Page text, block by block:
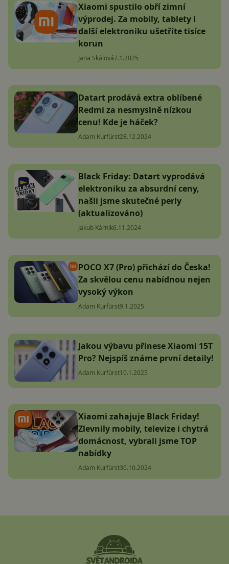
Xiaomi spustilo obří zimní
výprodej. Za mobily, tablety i
další elektroniku ušetříte tisíce
korun
Jana Skálová7.1.2025
Datart prodává extra oblíbené
Redmi za nesmyslně nízkou
cenu! Kde je háček?
Adam Kurfürst28.12.2024
Black Friday: Datart vyprodává
elektroniku za absurdní ceny,
našli jsme skutečné perly
(aktualizováno)
Jakub Kárník6.11.2024
POCO X7 (Pro) přichází do Česka!
Za skvělou cenu nabídnou nejen
vysoký výkon
Adam Kurfürst9.1.2025
Jakou výbavu přinese Xiaomi 15T
Pro? Nejspíš známe první detaily!
Adam Kurfürst10.1.2025
Xiaomi zahajuje Black Friday!
Zlevnily mobily, televize i chytrá
domácnost, vybrali jsme TOP
nabídky
Adam Kurfürst30.10.2024